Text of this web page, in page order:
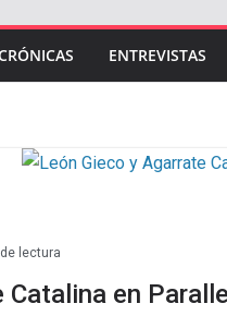
ENTREVISTAS
lectura
Catalina en